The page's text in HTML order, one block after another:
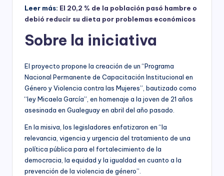
Leer más: El 20,2 % de la población pasó hambre o
debió reducir su dieta por problemas económicos
Sobre la iniciativa
El proyecto propone la creación de un “Programa
Nacional Permanente de Capacitación Institucional en
Género y Violencia contra las Mujeres”, bautizado como
“ley Micaela García”, en homenaje a la joven de 21 años
asesinada en Gualeguay en abril del año pasado.
En la misiva, los legisladores enfatizaron en “la
relevancia, vigencia y urgencia del tratamiento de una
política pública para el fortalecimiento de la
democracia, la equidad y la igualdad en cuanto a la
prevención de la violencia de género”.